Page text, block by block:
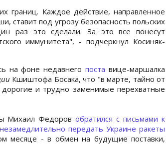
границ. Каждое действие, направленное
ставит под угрозу безопасность польских
раз это сделали. За это все понесут
иммунитета", - подчеркнул Косиняк-
на фоне недавнегопоста вице-маршалка
Кшиштофа Босака, что "в марте, тайно от
и трудно заменимые перехватные
Михаил Федоровобратился с письмами к
передать Украине ракеты
месяце - в обмен на будущие поставки,